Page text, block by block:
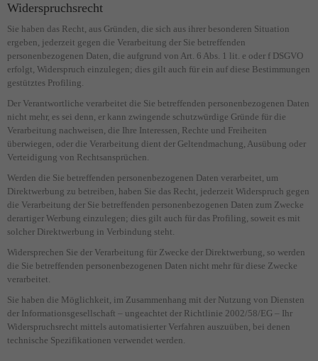
Widerspruchsrecht
Sie haben das Recht, aus Gründen, die sich aus ihrer besonderen Situation
ergeben, jederzeit gegen die Verarbeitung der Sie betreffenden
personenbezogenen Daten, die aufgrund von Art. 6 Abs. 1 lit. e oder f DSGVO
erfolgt, Widerspruch einzulegen; dies gilt auch für ein auf diese Bestimmungen
gestütztes Profiling.
Der Verantwortliche verarbeitet die Sie betreffenden personenbezogenen Daten
nicht mehr, es sei denn, er kann zwingende schutzwürdige Gründe für die
Verarbeitung nachweisen, die Ihre Interessen, Rechte und Freiheiten
überwiegen, oder die Verarbeitung dient der Geltendmachung, Ausübung oder
Verteidigung von Rechtsansprüchen.
Werden die Sie betreffenden personenbezogenen Daten verarbeitet, um
Direktwerbung zu betreiben, haben Sie das Recht, jederzeit Widerspruch gegen
die Verarbeitung der Sie betreffenden personenbezogenen Daten zum Zwecke
derartiger Werbung einzulegen; dies gilt auch für das Profiling, soweit es mit
solcher Direktwerbung in Verbindung steht.
Widersprechen Sie der Verarbeitung für Zwecke der Direktwerbung, so werden
die Sie betreffenden personenbezogenen Daten nicht mehr für diese Zwecke
verarbeitet.
Sie haben die Möglichkeit, im Zusammenhang mit der Nutzung von Diensten
der Informationsgesellschaft – ungeachtet der Richtlinie 2002/58/EG – Ihr
Widerspruchsrecht mittels automatisierter Verfahren auszuüben, bei denen
technische Spezifikationen verwendet werden.